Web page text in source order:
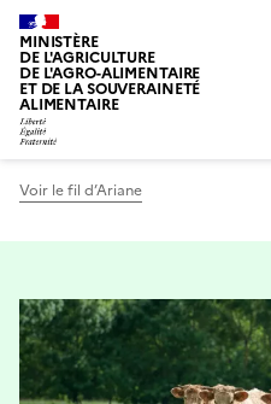
MINISTÈRE
DE L'AGRICULTURE
DE L'AGRO-ALIMENTAIRE
ET DE LA SOUVERAINETÉ
ALIMENTAIRE
Voir le fil d’Ariane